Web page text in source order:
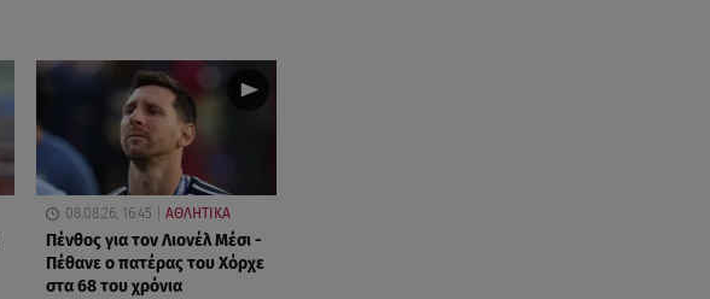
08.08.26, 16:45 ΑΘΛΗΤΙΚΑ
Πένθος για τον Λιονέλ Μέσι -
Πέθανε ο πατέρας του Χόρχε
στα 68 του χρόνια